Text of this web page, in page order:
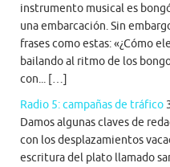
instrumento musical es
una embarcación. Sin
frases como estas: «¿Cómo
bailando al ritmo de los
con... […]
Radio 5: campañas de tráfico
Damos algunas claves de
con los desplazamientos
escritura del plato llamado